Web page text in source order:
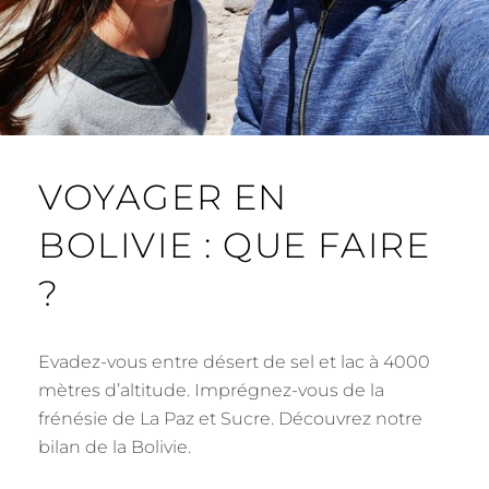
VOYAGER EN
BOLIVIE : QUE FAIRE
?
Evadez-vous entre désert de sel et lac à 4000
mètres d’altitude. Imprégnez-vous de la
frénésie de La Paz et Sucre. Découvrez notre
bilan de la Bolivie.